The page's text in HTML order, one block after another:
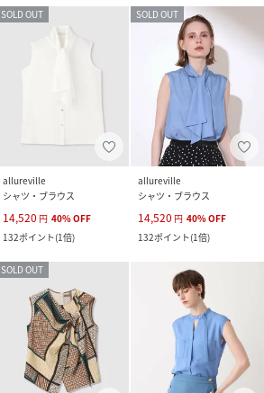
SOLD OUT
allureville
シャツ・ブラウス
14,520 円 40%OFF
132ポイント(1倍)
SOLD OUT
allureville
シャツ・ブラウス
14,520 円 40%OFF
132ポイント(1倍)
SOLD OUT